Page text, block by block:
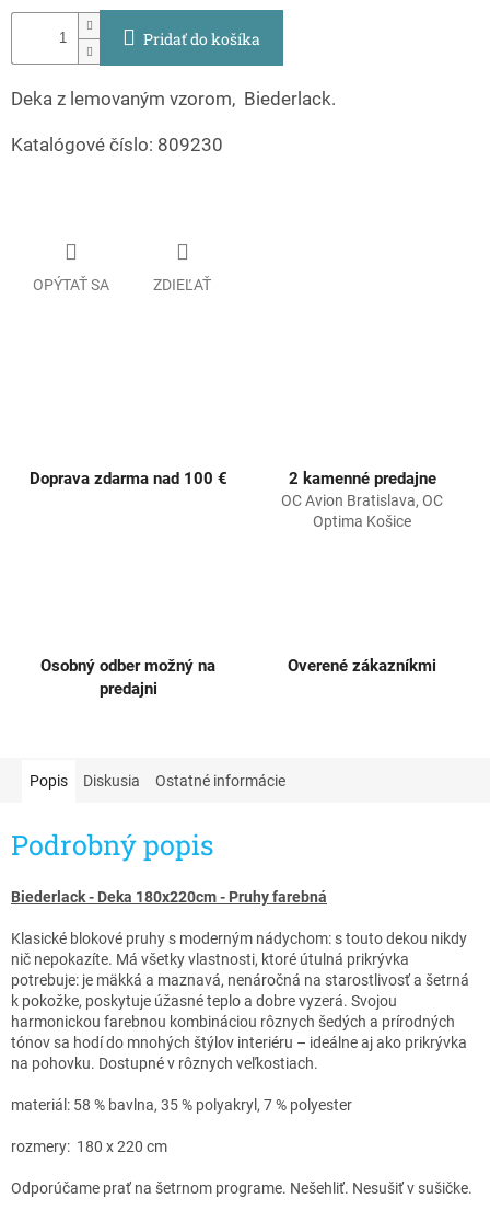
Pridať do košíka
Deka z lemovaným vzorom, Biederlack.
Katalógové číslo: 809230
OPÝTAŤ SA ZDIEĽAŤ
Doprava zdarma nad 100 € 2 kamenné predajne
OC Avion Bratislava, OC
Optima Košice
Osobný odber možný na
predajni
Overené zákazníkmi
Popis Diskusia Ostatné informácie
Podrobný popis
Biederlack - Deka 180x220cm - Pruhy farebná
Klasické blokové pruhy s moderným nádychom: s touto dekou nikdy
nič nepokazíte. Má všetky vlastnosti, ktoré útulná prikrývka
potrebuje: je mäkká a maznavá, nenáročná na starostlivosť a šetrná
k pokožke, poskytuje úžasné teplo a dobre vyzerá. Svojou
harmonickou farebnou kombináciou rôznych šedých a prírodných
tónov sa hodí do mnohých štýlov interiéru – ideálne aj ako prikrývka
na pohovku. Dostupné v rôznych veľkostiach.
materiál: 58 % bavlna, 35 % polyakryl, 7 % polyester
rozmery: 180 x 220 cm
Odporúčame prať na šetrnom programe. Nešehliť. Nesušiť v sušičke.